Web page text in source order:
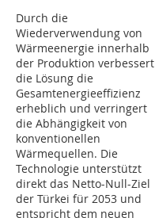
Durch die
Wiederverwendung von
Wärmeenergie innerhalb
der Produktion verbessert
die Lösung die
Gesamtenergieeffizienz
erheblich und verringert
die Abhängigkeit von
konventionellen
Wärmequellen. Die
Technologie unterstützt
direkt das Netto-Null-Ziel
der Türkei für 2053 und
entspricht dem neuen